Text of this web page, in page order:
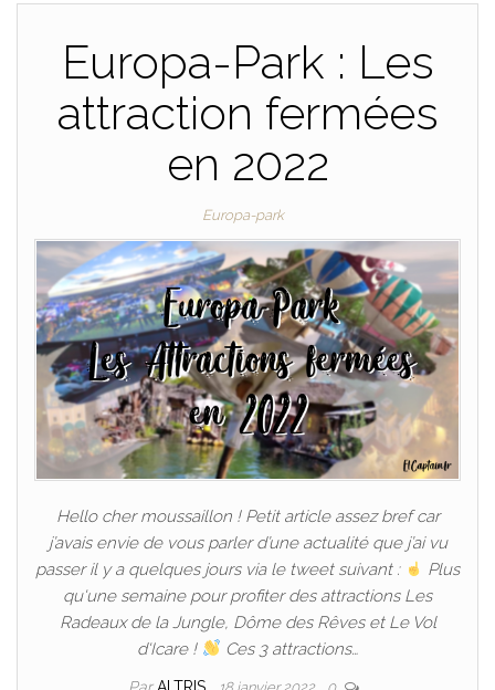
Europa-Park : Les
attraction fermées
en 2022
Europa-park
Hello cher moussaillon ! Petit article assez bref car
j’avais envie de vous parler d’une actualité que j’ai vu
passer il y a quelques jours via le tweet suivant :
Plus
qu'une semaine pour profiter des attractions Les
Radeaux de la Jungle, Dôme des Rêves et Le Vol
d'Icare !
Ces 3 attractions…
ParALTRIS